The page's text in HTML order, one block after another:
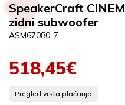
SpeakerCraft
zidni subwoofer
ASM67080-7
518,45€
Pregled vrsta plaćanja